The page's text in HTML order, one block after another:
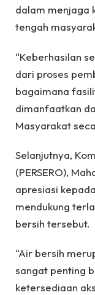
dalam menjaga
tengah
“Keberhasilan
dari proses
bagaimana
dimanfaatkan
Masyarakat
Selanjutnya,
(PERSERO),
apresiasi
mendukung
bersih tersebut.
“Air bersih
sangat penting
ketersediaan